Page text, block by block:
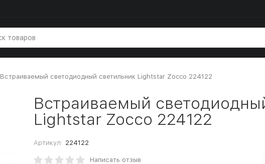
Встраиваемый светодиодный светильник Lightstar Zocco 224122
Встраиваемый
Lightstar Zocco 224122
Артикул: 224122
Написать отзыв